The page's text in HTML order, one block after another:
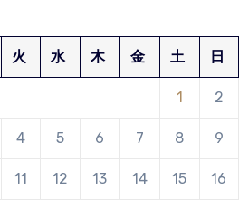
火 水 木 金 土 日
1 2
4 5 6 7 8 9
11 12 13 14 15 16